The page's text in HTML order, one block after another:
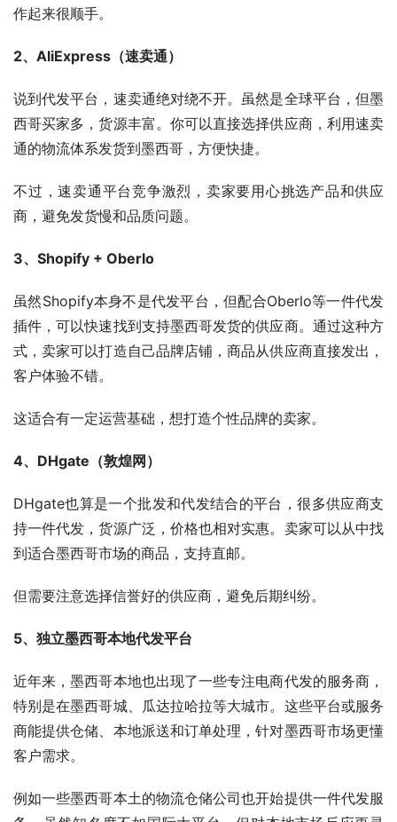
作起来很顺手。
2、AliExpress（速卖通）
说到代发平台，速卖通绝对绕不开。虽然是全球平台，但墨
西哥买家多，货源丰富。你可以直接选择供应商，利用速卖
通的物流体系发货到墨西哥，方便快捷。
不过，速卖通平台竞争激烈，卖家要用心挑选产品和供应
商，避免发货慢和品质问题。
3、Shopify + Oberlo
虽然Shopify本身不是代发平台，但配合Oberlo等一件代发
插件，可以快速找到支持墨西哥发货的供应商。通过这种方
式，卖家可以打造自己品牌店铺，商品从供应商直接发出，
客户体验不错。
这适合有一定运营基础，想打造个性品牌的卖家。
4、DHgate（敦煌网）
DHgate也算是一个批发和代发结合的平台，很多供应商支
持一件代发，货源广泛，价格也相对实惠。卖家可以从中找
到适合墨西哥市场的商品，支持直邮。
但需要注意选择信誉好的供应商，避免后期纠纷。
5、独立墨西哥本地代发平台
近年来，墨西哥本地也出现了一些专注电商代发的服务商，
特别是在墨西哥城、瓜达拉哈拉等大城市。这些平台或服务
商能提供仓储、本地派送和订单处理，针对墨西哥市场更懂
客户需求。
例如一些墨西哥本土的物流仓储公司也开始提供一件代发服